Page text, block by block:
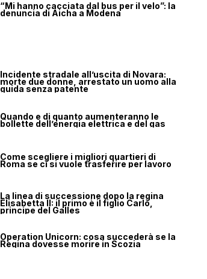
“Mi hanno cacciata dal bus per il velo”: la
denuncia di Aicha a Modena
Incidente stradale all’uscita di Novara:
morte due donne, arrestato un uomo alla
guida senza patente
Quando e di quanto aumenteranno le
bollette dell’energia elettrica e del gas
Come scegliere i migliori quartieri di
Roma se ci si vuole trasferire per lavoro
La linea di successione dopo la regina
Elisabetta II: il primo è il figlio Carlo,
principe del Galles
Operation Unicorn: cosa succederà se la
Regina dovesse morire in Scozia